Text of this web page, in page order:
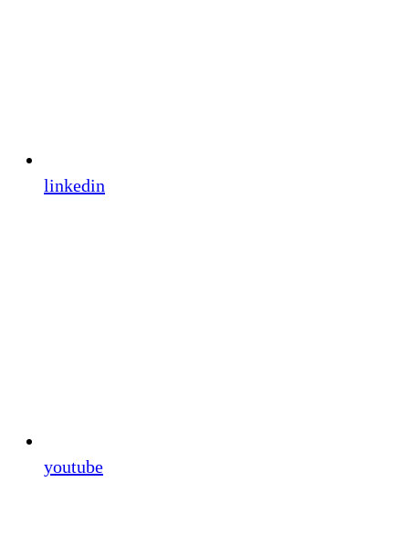
linkedin
youtube